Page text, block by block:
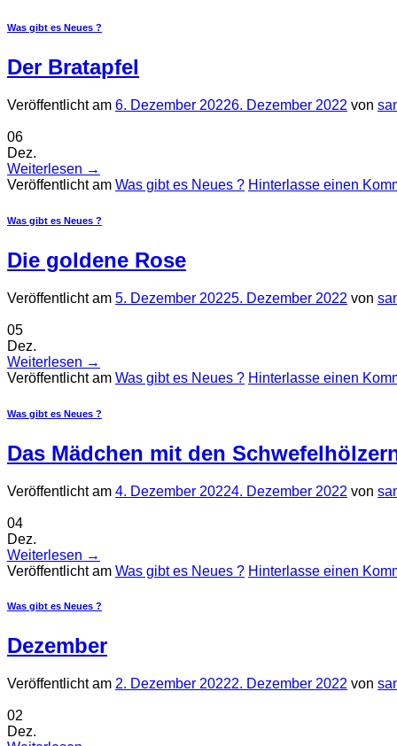
Was gibt es Neues ?
Der Bratapfel
Veröffentlicht am 6. Dezember 20226. Dezember 2022 von
06
Dez.
Weiterlesen →
Veröffentlicht am Was gibt es Neues ? Hinterlasse einen
Was gibt es Neues ?
Die goldene Rose
Veröffentlicht am 5. Dezember 20225. Dezember 2022 von
05
Dez.
Weiterlesen →
Veröffentlicht am Was gibt es Neues ? Hinterlasse einen
Was gibt es Neues ?
Das Mädchen mit den
Veröffentlicht am 4. Dezember 20224. Dezember 2022 von
04
Dez.
Weiterlesen →
Veröffentlicht am Was gibt es Neues ? Hinterlasse einen
Was gibt es Neues ?
Dezember
Veröffentlicht am 2. Dezember 20222. Dezember 2022 von
02
Dez.